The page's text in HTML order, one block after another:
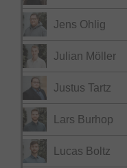
Jens Ohlig
Julian Möller
Justus Tartz
Lars Burhop
Lucas Boltz